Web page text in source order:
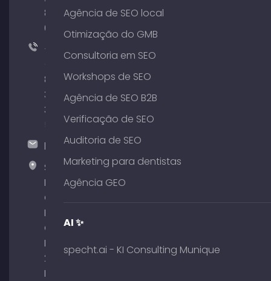
801
64
+49
89
380
375
hallo@timospecht.de
Specht
Marketing
GmbH –
Palais am
Obelisk
Briennerstr.
29 80333
Munique
Agência de SEO local
Otimização do GMB
Consultoria em SEO
Workshops de SEO
Agência de SEO B2B
Verificação de SEO
Auditoria de SEO
Marketing para dentistas
Agência GEO
AI ✨
specht.ai - KI Consulting Munique